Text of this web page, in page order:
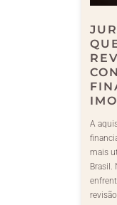
A
mais
Brasil.